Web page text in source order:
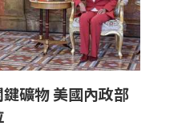
礦物 美國內政部